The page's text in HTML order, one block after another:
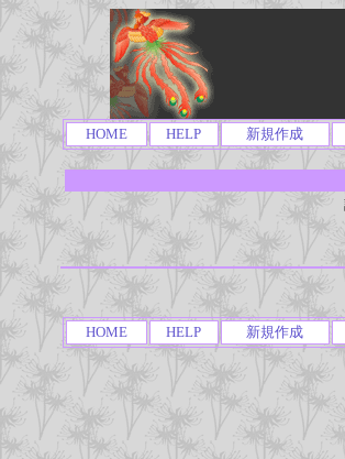
HOME HELP 新規作成
HOME HELP 新規作成